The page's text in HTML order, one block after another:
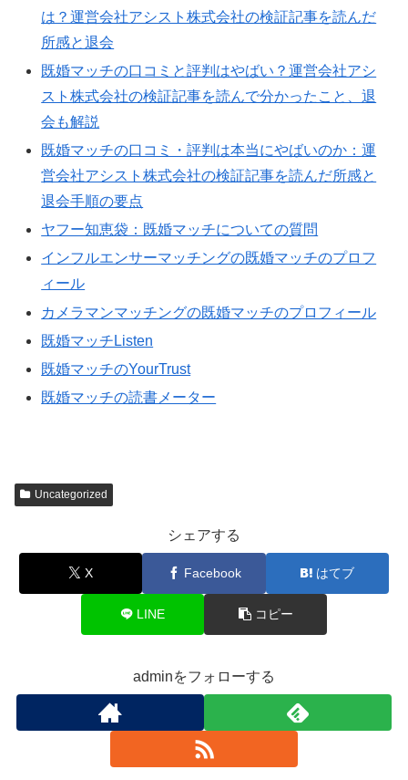
は？運営会社アシスト株式会社の検証記事を読んだ
所感と退会
既婚マッチの口コミと評判はやばい？運営会社アシ
スト株式会社の検証記事を読んで分かったこと、退
会も解説
既婚マッチの口コミ・評判は本当にやばいのか：運
営会社アシスト株式会社の検証記事を読んだ所感と
退会手順の要点
ヤフー知恵袋：既婚マッチについての質問
インフルエンサーマッチングの既婚マッチのプロフ
ィール
カメラマンマッチングの既婚マッチのプロフィール
既婚マッチListen
既婚マッチのYourTrust
既婚マッチの読書メーター
Uncategorized
シェアする
X Facebook はてブ
LINE コピー
adminをフォローする